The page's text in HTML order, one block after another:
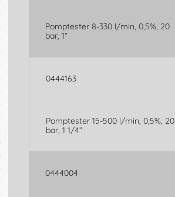
Pomptester 8-330 l/min, 0,5%, 20
bar, 1”
0444163
Pomptester 15-500 l/min, 0,5%, 20
bar, 1 1/4”
0444004